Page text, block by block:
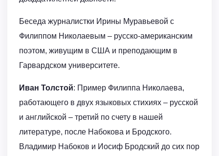
Беседа журналистки Ирины Муравьевой с
Филиппом Николаевым – русско-американским
поэтом, живущим в США и преподающим в
Гарвардском университете.
Иван Толстой: Пример Филиппа Николаева,
работающего в двух языковых стихиях – русской
и английской – третий по счету в нашей
литературе, после Набокова и Бродского.
Владимир Набоков и Иосиф Бродский до сих пор